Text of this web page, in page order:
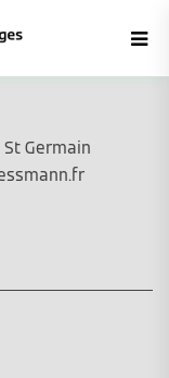
Germain